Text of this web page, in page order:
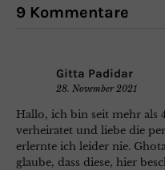
9 Kommentare
Gitta Padidar
28. November 2021
Hallo, ich bin seit mehr als
verheiratet und liebe die
erlernte ich leider nie.
glaube, dass diese, hier